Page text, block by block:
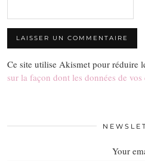
Ce site utilise Akismet pour réduire
sur la façon dont les données de
Your